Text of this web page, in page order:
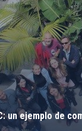
un ejemplo de